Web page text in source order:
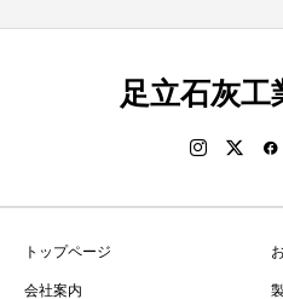
足立石灰工
トップページ
会社案内